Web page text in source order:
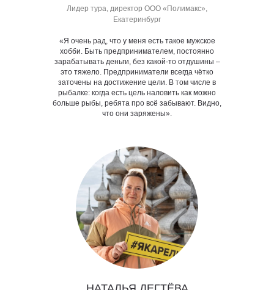
Лидер тура, директор ООО «Полимакс»,
Екатеринбург
«Я очень рад, что у меня есть такое мужское
хобби. Быть предпринимателем, постоянно
зарабатывать деньги, без какой-то отдушины –
это тяжело. Предприниматели всегда чётко
заточены на достижение цели. В том числе в
рыбалке: когда есть цель наловить как можно
больше рыбы, ребята про всё забывают. Видно,
что они заряжены».